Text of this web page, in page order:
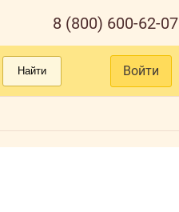
8 (800) 600-62-07
Найти Войти